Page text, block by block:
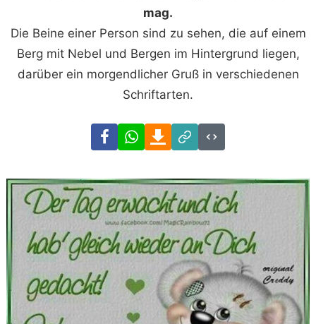
mag.
Die Beine einer Person sind zu sehen, die auf einem
Berg mit Nebel und Bergen im Hintergrund liegen,
darüber ein morgendlicher Gruß in verschiedenen
Schriftarten.
FacebookWhatsAppDownload
Link
Code